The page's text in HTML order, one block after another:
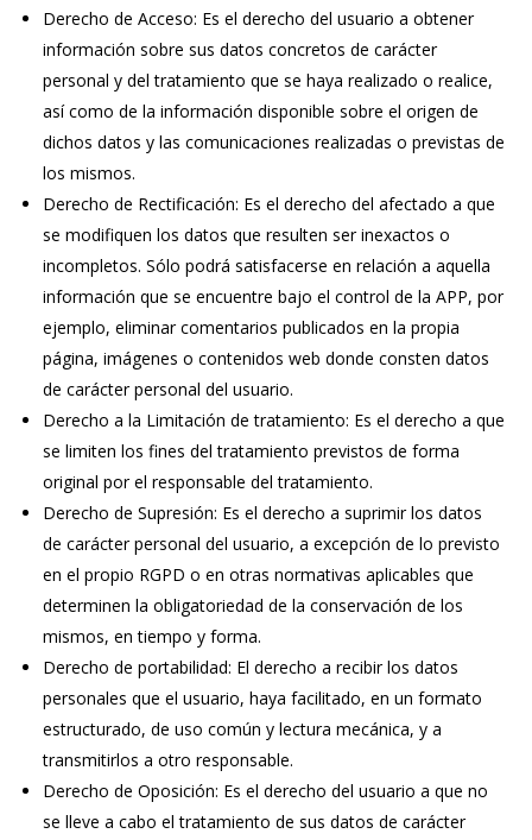
Derecho de Acceso: Es el derecho del usuario a obtener
información sobre sus datos concretos de carácter
personal y del tratamiento que se haya realizado o realice,
así como de la información disponible sobre el origen de
dichos datos y las comunicaciones realizadas o previstas de
los mismos.
Derecho de Rectificación: Es el derecho del afectado a que
se modifiquen los datos que resulten ser inexactos o
incompletos. Sólo podrá satisfacerse en relación a aquella
información que se encuentre bajo el control de la APP, por
ejemplo, eliminar comentarios publicados en la propia
página, imágenes o contenidos web donde consten datos
de carácter personal del usuario.
Derecho a la Limitación de tratamiento: Es el derecho a que
se limiten los fines del tratamiento previstos de forma
original por el responsable del tratamiento.
Derecho de Supresión: Es el derecho a suprimir los datos
de carácter personal del usuario, a excepción de lo previsto
en el propio RGPD o en otras normativas aplicables que
determinen la obligatoriedad de la conservación de los
mismos, en tiempo y forma.
Derecho de portabilidad: El derecho a recibir los datos
personales que el usuario, haya facilitado, en un formato
estructurado, de uso común y lectura mecánica, y a
transmitirlos a otro responsable.
Derecho de Oposición: Es el derecho del usuario a que no
se lleve a cabo el tratamiento de sus datos de carácter